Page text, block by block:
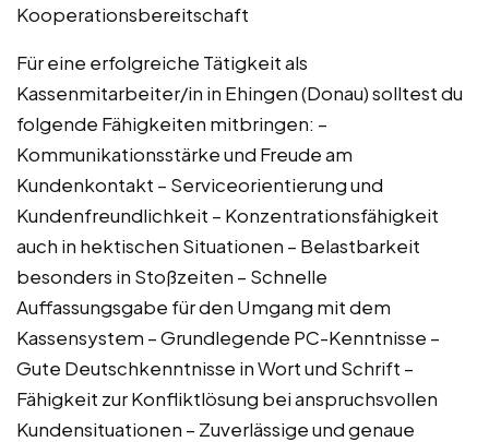
Kooperationsbereitschaft
Für eine erfolgreiche Tätigkeit als
Kassenmitarbeiter/in in Ehingen (Donau) solltest du
folgende Fähigkeiten mitbringen: –
Kommunikationsstärke und Freude am
Kundenkontakt – Serviceorientierung und
Kundenfreundlichkeit – Konzentrationsfähigkeit
auch in hektischen Situationen – Belastbarkeit
besonders in Stoßzeiten – Schnelle
Auffassungsgabe für den Umgang mit dem
Kassensystem – Grundlegende PC-Kenntnisse –
Gute Deutschkenntnisse in Wort und Schrift –
Fähigkeit zur Konfliktlösung bei anspruchsvollen
Kundensituationen – Zuverlässige und genaue